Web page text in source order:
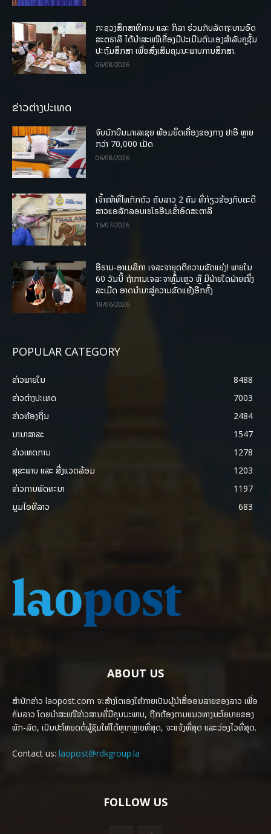
ກະຊວງສຶກສາທິການ ແລະ ກິລາ ຮ່ວມກັບລັດຖະບານອົດ
ສະຕຣາລີ ໄດ້ນຳສະເໜີເຄື່ອງມືປະເມີນຕົນເອງສຳລັບຄູຊັ້ນ
ປະຖົມສຶກສາ ເພື່ອສົ່ງເສີມຄຸນນະພາບການສຶກສາ.
06/08/2026
ຂ່າວຕ່າງປະເທດ
ຈັບນັກບິນມາເລເຊຍ ພ້ອມຍຶດເຄື່ອງຂອງກາງ ຢາອີ ຫຼາຍ
ກວ່າ 70,000 ເມັດ
06/08/2026
ເຈົ້າໜ້າທີ່ໄທກັກຕົວ ຄົນລາວ 2 ຄົນ ທີ່ກ່ຽວຂ້ອງກັບຄະດີ
ສາວແອລັກລອບເຮໂຣອີນເຂົ້າອົດສະຕາລີ
16/07/2026
ອີຣານ-ອາເມລິກາ ເຈລະຈາຍຸດຕິຄວາມຂັດແຍ່ງ! ພາຍໃນ
60 ວັນນີ້ ຖ້າການເຈລະຈາຫຼົ້ມເຫຼວ ຫຼື ມີຝ່າຍໃດຝ່າຍໜຶ່ງ
ລະເມີດ ອາດນໍາມາສູ່ຄວາມຂັດແຍ້ງອີກຄັ້ງ
18/06/2026
POPULAR CATEGORY
ຂ່າວພາຍ​ໃນ
8488
ຂ່າວຕ່າງປະເທດ
7003
ຂ່າວທ້ອງຖິ່ນ
2484
ນານາສາລະ
1547
ຂ່າວເຫດການ
1278
ສຸຂະພາບ ແລະ ສີ່ງແວດລ້ອມ
1203
ຂ່າວການພັດທະນາ
1197
ມູມໄອທີລາວ
683
ABOUT US
ສຳນັກຂ່າວ laopost.com ຈະສ້າງໂຕເອງໃຫ້ກາຍເປັນຜູ້ນຳສື່ອອນລາຍຂອງລາວ ເພື່ອ
ຄົນລາວ ໂດຍນຳສະເໜີຂ່າວສານທີ່ມີຄຸນນະພາບ, ຖືກຕ້ອງຕາມແນວທາງນະໂຍບາຍຂອງ
ພັກ-ລັດ, ເປັນປະໂຫຍດຕໍ່ຜູ້ຊົມໃຫ້ໄດ້ຫຼາກຫຼາຍທີ່ສຸດ, ຈະແຈ້ງທີ່ສຸດ ແລະວ່ອງໄວທີ່ສຸດ.
Contact us: laopost@rdkgroup.la
FOLLOW US